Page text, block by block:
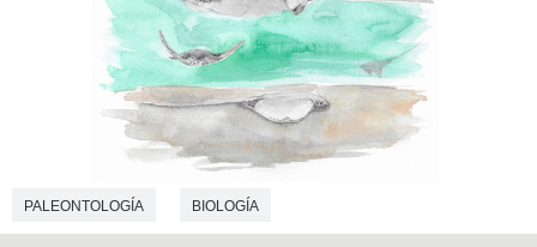
PALEONTOLOGÍA BIOLOGÍA